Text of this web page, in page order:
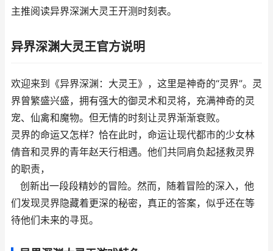
主推阅读异界深渊大灵王开测时刻表。
异界深渊大灵王官方说明
欢迎来到《异界深渊：大灵王》，这里是神奇的“灵界”。灵
界曾繁盛兴盛，拥有强大的御灵术和灵将，充满神奇的灵
宠、仙禽和魔物。但无情的时刻让灵界渐渐衰败。
灵界的命运又怎样？恰在此时，命运让现代都市的少女林
倩音和灵界的青年赵天行相遇。他们共同肩负起拯救灵界
的职责，
创新出一段段精妙的冒险。然而，随着冒险的深入，他
们发现灵界隐藏着更深的秘密，真正的答案，似乎还在等
待他们未来的寻觅。